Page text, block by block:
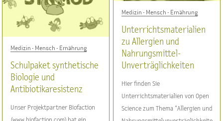
Medizin - Mensch - Ernährung
Unterrichtsmaterialien
zu Allergien und
Nahrungsmittel-
Unverträglichkeiten
Hier finden Sie
Unterrichtsmaterialien von Open
Science zum Thema "Allergien und
Medizin - Mensch - Ernährung
Schulpaket synthetische
Biologie und
Antibiotikaresistenz
Unser Projektpartner Biofaction